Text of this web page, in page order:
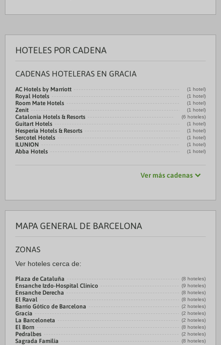
HOTELES POR CADENA
CADENAS HOTELERAS EN GRACIA
AC Hotels by Marriott (1 hotel)
Royal Hotels (1 hotel)
Room Mate Hotels (1 hotel)
Zenit (1 hotel)
Catalonia Hotels & Resorts (6 hoteles)
Guitart Hotels (1 hotel)
Hesperia Hotels & Resorts (1 hotel)
Sercotel Hotels (1 hotel)
ILUNION (1 hotel)
Abba Hotels (1 hotel)
Ver más cadenas
MAPA GENERAL DE BARCELONA
ZONAS
Ver hoteles cerca de:
Plaza de Cataluña (8 hoteles)
Ensanche Izdo-Hospital Clínico (9 hoteles)
Ensanche Derecha (8 hoteles)
El Raval (8 hoteles)
Barrio Gótico de Barcelona (2 hoteles)
Gracia (2 hoteles)
La Barceloneta (2 hoteles)
El Born (8 hoteles)
Pedralbes (2 hoteles)
Sagrada Familia (8 hoteles)